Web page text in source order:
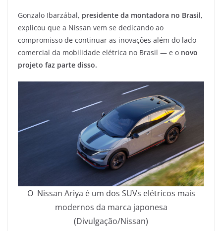
Gonzalo Ibarzábal, presidente da montadora no Brasil,
explicou que a Nissan vem se dedicando ao
compromisso de continuar as inovações além do lado
comercial da mobilidade elétrica no Brasil — e o novo
projeto faz parte disso.
O Nissan Ariya é um dos SUVs elétricos mais
modernos da marca japonesa
(Divulgação/Nissan)